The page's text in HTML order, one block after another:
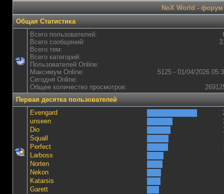
NoX World - форум
Общая Статистика
Всего пользователей:
Всего сообщений:
Всего тем:
Всего категорий:
Пользователей Online:
Максимум Online:
5125 - 01/04/2026
Сегодня Online:
Общее количество просмотров:
Первая десятка пользователей
Evengard
unseen
Dio
Squall
Perfect
Lаrboss
Norten
Nekon
Katarsis
Garett